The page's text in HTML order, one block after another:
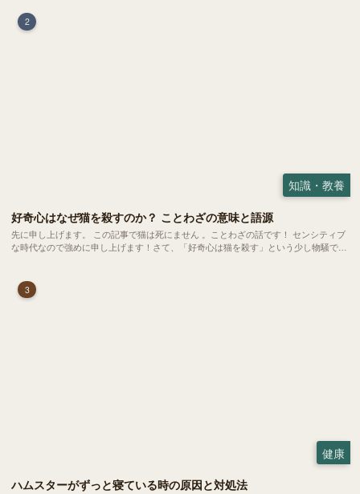
2
知識・教養
好奇心はなぜ猫を殺すのか？ ことわざの意味と語源
先に申し上げます。 この記事で猫は死にません 。ことわざの話です！ センシティブ
な時代なので強めに申し上げます！さて、「好奇心は猫を殺す」という少し物騒で、
3
健康
ハムスターがずっと寝ている時の原因と対処法